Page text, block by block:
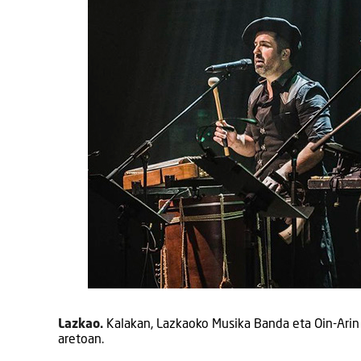
Lazkao. Kalakan, Lazkaoko Musika Banda eta Oin-
aretoan.